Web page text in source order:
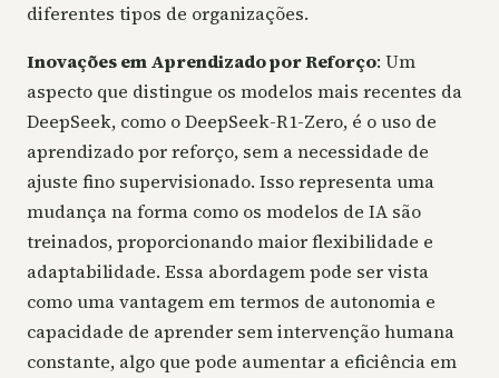
diferentes tipos de organizações.
Inovações em Aprendizado por Reforço: Um
aspecto que distingue os modelos mais recentes da
DeepSeek, como o DeepSeek-R1-Zero, é o uso de
aprendizado por reforço, sem a necessidade de
ajuste fino supervisionado. Isso representa uma
mudança na forma como os modelos de IA são
treinados, proporcionando maior flexibilidade e
adaptabilidade. Essa abordagem pode ser vista
como uma vantagem em termos de autonomia e
capacidade de aprender sem intervenção humana
constante, algo que pode aumentar a eficiência em